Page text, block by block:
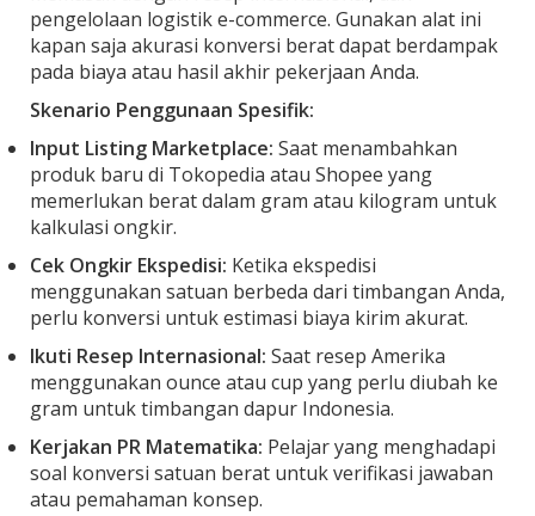
pengelolaan logistik e-commerce. Gunakan alat ini
kapan saja akurasi konversi berat dapat berdampak
pada biaya atau hasil akhir pekerjaan Anda.
Skenario Penggunaan Spesifik:
Input Listing Marketplace: Saat menambahkan
produk baru di Tokopedia atau Shopee yang
memerlukan berat dalam gram atau kilogram untuk
kalkulasi ongkir.
Cek Ongkir Ekspedisi: Ketika ekspedisi
menggunakan satuan berbeda dari timbangan Anda,
perlu konversi untuk estimasi biaya kirim akurat.
Ikuti Resep Internasional: Saat resep Amerika
menggunakan ounce atau cup yang perlu diubah ke
gram untuk timbangan dapur Indonesia.
Kerjakan PR Matematika: Pelajar yang menghadapi
soal konversi satuan berat untuk verifikasi jawaban
atau pemahaman konsep.